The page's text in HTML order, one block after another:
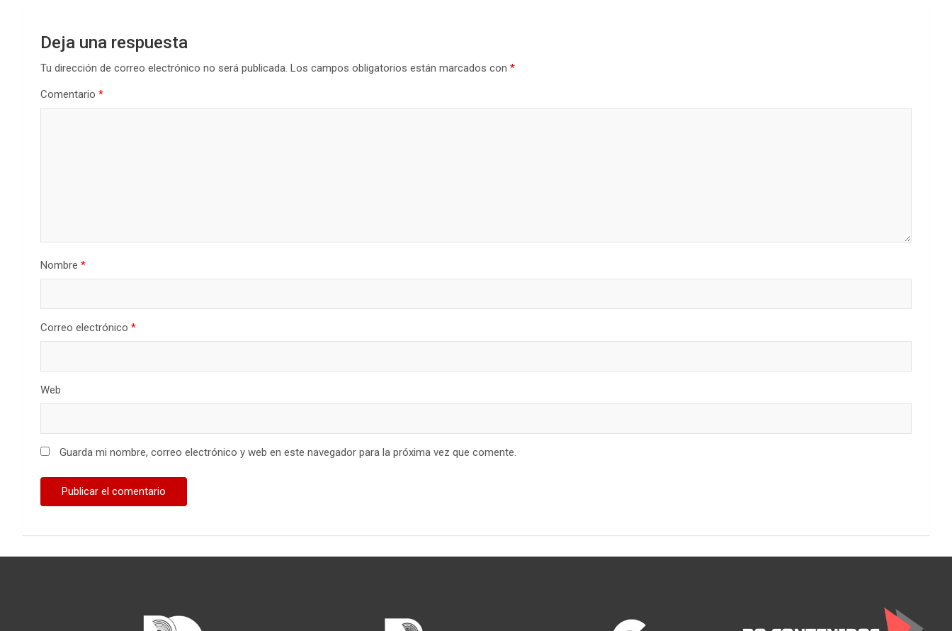
Deja una respuesta
Tu dirección de correo electrónico no será publicada. Los campos obligatorios están marcados con *
Comentario *
Nombre *
Correo electrónico *
Web
Guarda mi nombre, correo electrónico y web en este navegador para la próxima vez que comente.